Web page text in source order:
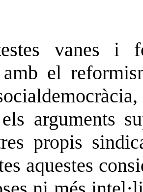
vanes i
amb el
arguments
propis
aquestes